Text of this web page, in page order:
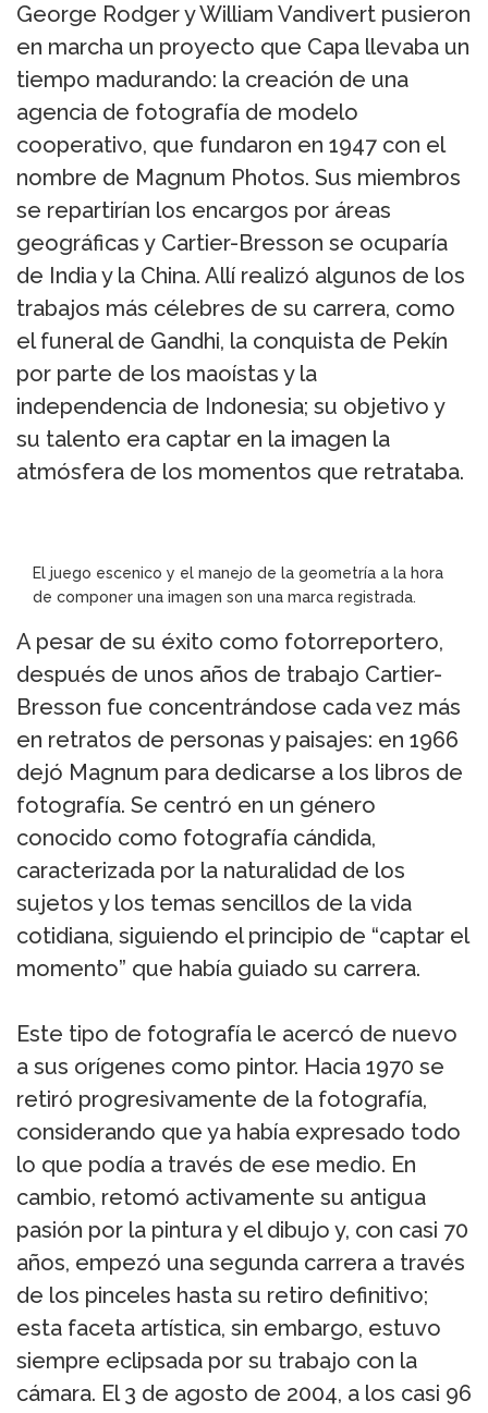
George Rodger y William Vandivert pusieron
en marcha un proyecto que Capa llevaba un
tiempo madurando: la creación de una
agencia de fotografía de modelo
cooperativo, que fundaron en 1947 con el
nombre de Magnum Photos. Sus miembros
se repartirían los encargos por áreas
geográficas y Cartier-Bresson se ocuparía
de India y la China. Allí realizó algunos de los
trabajos más célebres de su carrera, como
el funeral de Gandhi, la conquista de Pekín
por parte de los maoístas y la
independencia de Indonesia; su objetivo y
su talento era captar en la imagen la
atmósfera de los momentos que retrataba.
El juego escenico y el manejo de la geometría a la hora
de componer una imagen son una marca registrada.
A pesar de su éxito como fotorreportero,
después de unos años de trabajo Cartier-
Bresson fue concentrándose cada vez más
en retratos de personas y paisajes: en 1966
dejó Magnum para dedicarse a los libros de
fotografía. Se centró en un género
conocido como fotografía cándida,
caracterizada por la naturalidad de los
sujetos y los temas sencillos de la vida
cotidiana, siguiendo el principio de “captar el
momento” que había guiado su carrera.
Este tipo de fotografía le acercó de nuevo
a sus orígenes como pintor. Hacia 1970 se
retiró progresivamente de la fotografía,
considerando que ya había expresado todo
lo que podía a través de ese medio. En
cambio, retomó activamente su antigua
pasión por la pintura y el dibujo y, con casi 70
años, empezó una segunda carrera a través
de los pinceles hasta su retiro definitivo;
esta faceta artística, sin embargo, estuvo
siempre eclipsada por su trabajo con la
cámara. El 3 de agosto de 2004, a los casi 96